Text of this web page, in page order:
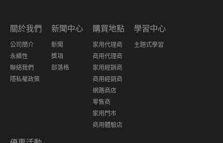
關於我們
公司簡介
永續性
聯絡我們
隱私權政策
新聞中心
新聞
獎項
部落格
購買地點
家用代理商
商用代理商
家用經銷商
商用經銷商
網路商店
零售商
家用門市
商用體驗店
學習中心
主題式學習